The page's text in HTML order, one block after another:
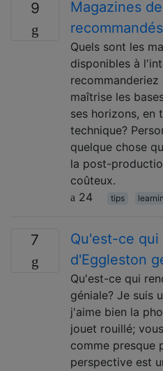
9
Magazines
recommandés
Quels sont les
disponibles à
maîtrise les
ses horizons, en
technique?
quelque chose
la post-
coûteux.
24
tips
7
Qu'est-ce
d'Eggleston
Qu'est-ce qui
géniale? Je suis
j'aime bien la
jouet rouillé;
comme presque
perspective est